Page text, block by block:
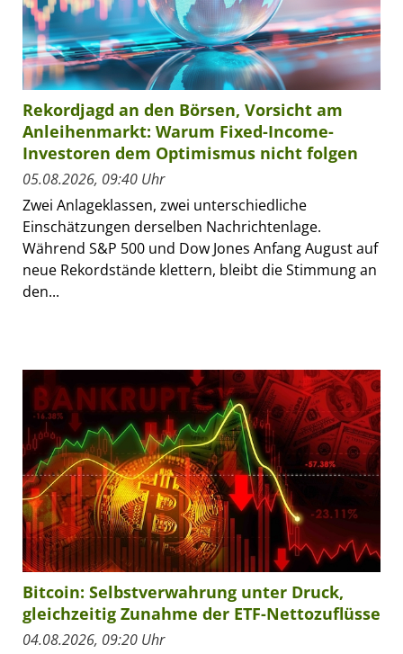
Rekordjagd an den Börsen, Vorsicht am
Anleihenmarkt: Warum Fixed-Income-
Investoren dem Optimismus nicht folgen
05.08.2026, 09:40 Uhr
Zwei Anlageklassen, zwei unterschiedliche
Einschätzungen derselben Nachrichtenlage.
Während S&P 500 und Dow Jones Anfang August auf
neue Rekordstände klettern, bleibt die Stimmung an
den...
Bitcoin: Selbstverwahrung unter Druck,
gleichzeitig Zunahme der ETF-Nettozuflüsse
04.08.2026, 09:20 Uhr